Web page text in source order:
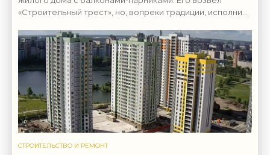
«Строительный трест», но, вопреки традиции, исполнил
О
СТРОИТЕЛЬСТВО И РЕМОНТ